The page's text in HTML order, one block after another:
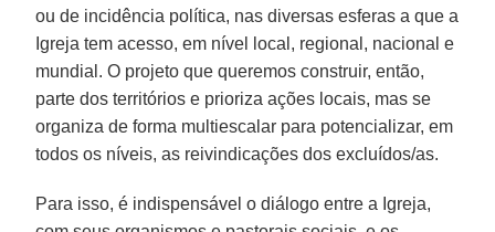
ou de incidência política, nas diversas esferas a que a
Igreja tem acesso, em nível local, regional, nacional e
mundial. O projeto que queremos construir, então,
parte dos territórios e prioriza ações locais, mas se
organiza de forma multiescalar para potencializar, em
todos os níveis, as reivindicações dos excluídos/as.
Para isso, é indispensável o diálogo entre a Igreja,